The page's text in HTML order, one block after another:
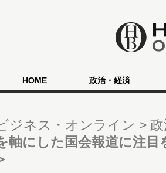
HOME 政治・経済
ジネス・オンライン
軸にした国会報道に注